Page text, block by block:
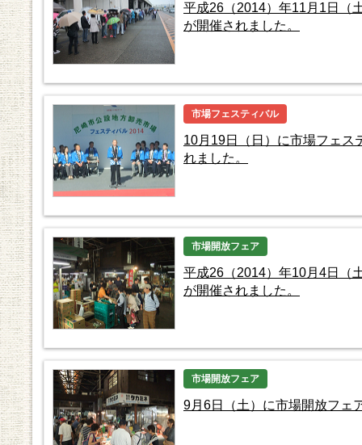
平成26（2014）年11月1日
が開催されました。
市場フェスティバル
10月19日（日）に市場フェス
れました。
市場開放フェア
平成26（2014）年10月4日
が開催されました。
市場開放フェア
9月6日（土）に市場開放フェ